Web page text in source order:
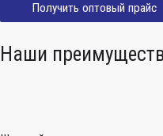
Получить оптовый прайс
Наши